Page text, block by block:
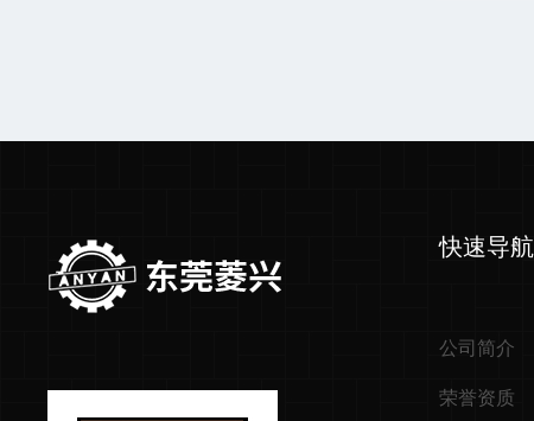
快速导航
公司简介
荣誉资质